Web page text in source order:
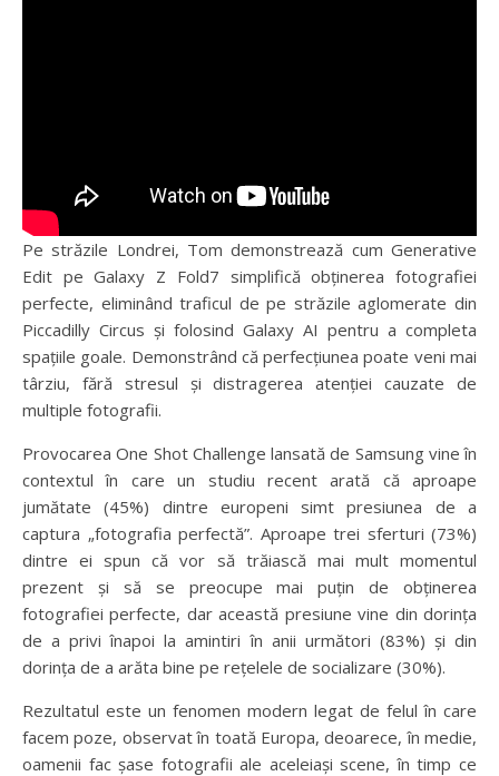
Pe străzile Londrei, Tom demonstrează cum Generative
Edit pe Galaxy Z Fold7 simplifică obținerea fotografiei
perfecte, eliminând traficul de pe străzile aglomerate din
Piccadilly Circus și folosind Galaxy AI pentru a completa
spațiile goale. Demonstrând că perfecțiunea poate veni mai
târziu, fără stresul și distragerea atenției cauzate de
multiple fotografii.
Provocarea One Shot Challenge lansată de Samsung vine în
contextul în care un studiu recent arată că aproape
jumătate (45%) dintre europeni simt presiunea de a
captura „fotografia perfectă”. Aproape trei sferturi (73%)
dintre ei spun că vor să trăiască mai mult momentul
prezent și să se preocupe mai puțin de obținerea
fotografiei perfecte, dar această presiune vine din dorința
de a privi înapoi la amintiri în anii următori (83%) și din
dorința de a arăta bine pe rețelele de socializare (30%).
Rezultatul este un fenomen modern legat de felul în care
facem poze, observat în toată Europa, deoarece, în medie,
oamenii fac șase fotografii ale aceleiași scene, în timp ce